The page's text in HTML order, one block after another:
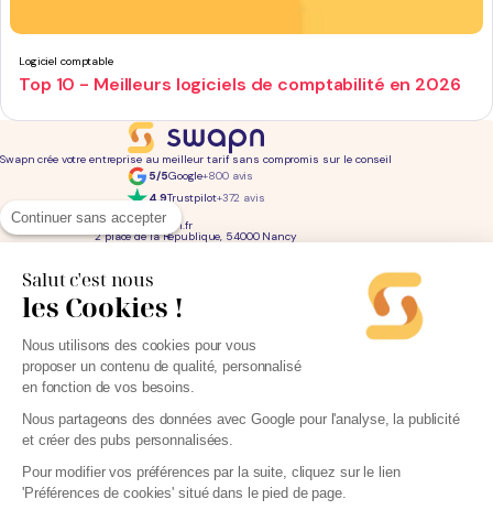
Continuer sans accepter
Salut c'est nous
les Cookies !
Nous utilisons des cookies pour vous
proposer un contenu de qualité, personnalisé
en fonction de vos besoins.
Nous partageons des données avec Google pour l'analyse, la publicité
et créer des pubs personnalisées.
Pour modifier vos préférences par la suite, cliquez sur le lien
'Préférences de cookies' situé dans le pied de page.
Logiciel comptable
Top 10 - Meilleurs logiciels de comptabilité en 2026
Swapn crée votre entreprise au meilleur tarif sans compromis sur le conseil
5/5Google+800 avis
4,9Trustpilot+372 avis
01 76 31 04 86
bonjour@swapn.fr
2 place de la République, 54000 Nancy
Services
Création d'entreprise
Comptabilité pas cher
Offres de comptabilité par métier
Offres de comptabilité par ville
Devis comptable gratuit
Liens utiles
Découvrez Swapn
Avis clients
Devenir partenaire
Engagements éthiques
La news' des entrepreneurs
pour en savoir plus.